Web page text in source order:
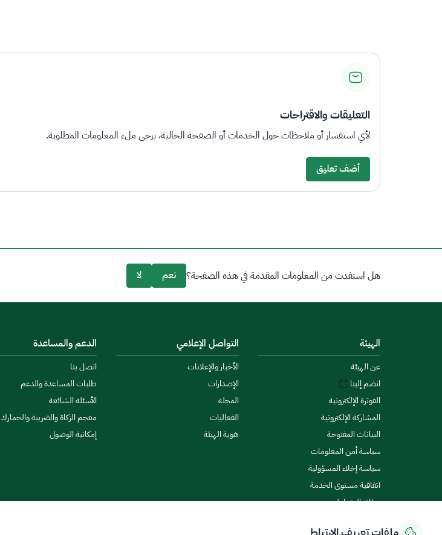
التعليقات والاقتراحات
لأي استفسار أو ملاحظات حول الخدمات أو الصفحة الحالية، يرجى ملء المعلومات المطلوبة.
أضف تعليق
هل استفدت من المعلومات المقدمة في هذه الصفحة؟ نعم لا
الهيئة
عن الهيئة
انضم إلينا
الفوترة الإلكترونية
المشاركة الإلكترونية
البيانات المفتوحة
سياسة أمن المعلومات
سياسة إخلاء المسؤولية
اتفاقية مستوى الخدمة
ميثاق المتعاملين
التواصل الإعلامي
الأخبار والإعلانات
الإصدارات
المجلة
الفعاليات
هوية الهيئة
الدعم والمساعدة
اتصل بنا
طلبات المساعدة والدعم
الأسئلة الشائعة
معجم الزكاة والضريبة والجمارك
إمكانية الوصول